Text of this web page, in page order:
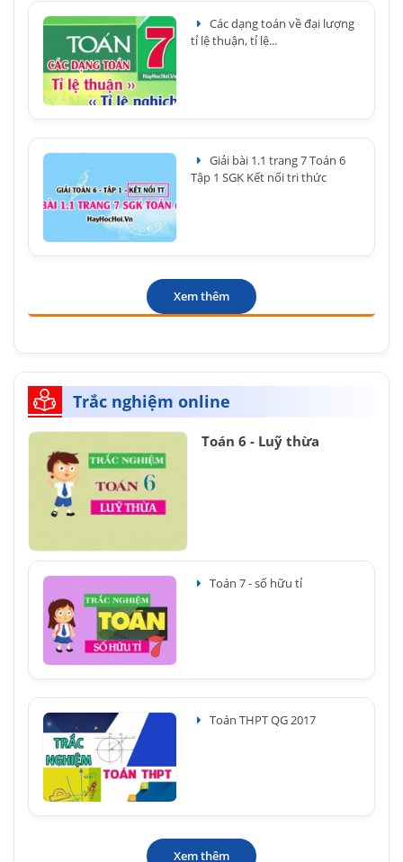
Các dạng toán về đại lượng
tỉ lệ thuận, tỉ lệ...
Giải bài 1.1 trang 7 Toán 6
Tập 1 SGK Kết nối tri thức
Xem thêm
Trắc nghiệm online
Toán 6 - Luỹ thừa
Toán 7 - số hữu tỉ
Toán THPT QG 2017
Xem thêm